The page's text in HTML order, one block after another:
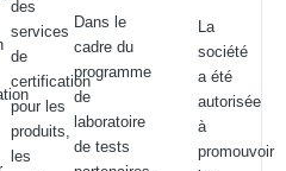
des
services
de
certification
pour les
produits,
les
Dans le
cadre du
programme
de
laboratoire
de tests
La
société
a été
autorisée
à
promouvoir